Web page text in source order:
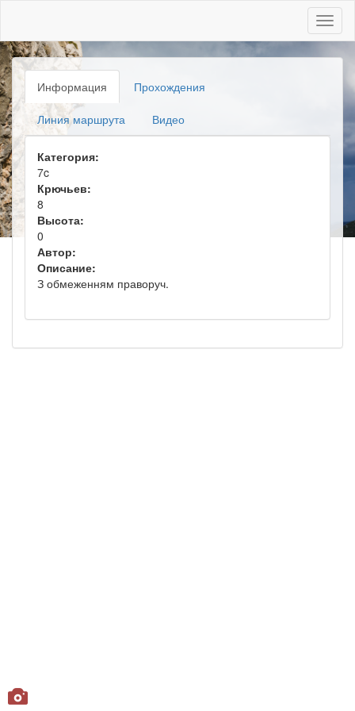
Информация Прохождения
Линия маршрута Видео
Категория:
7c
Крючьев:
8
Высота:
0
Автор:
Описание:
З обмеженням праворуч.